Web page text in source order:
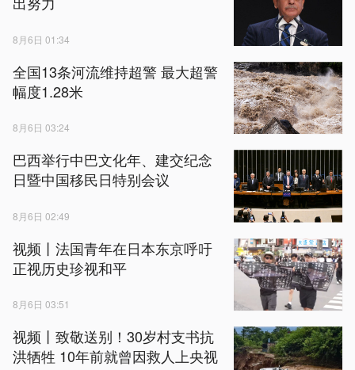
8月6日 01:34
全国13条河流维持超警 最大超警
幅度1.28米
8月6日 03:24
巴西举行中巴文化年、建交纪念
日暨中国移民日特别会议
8月6日 02:49
视频丨法国青年在日本东京呼吁
正视历史珍视和平
8月6日 03:51
视频丨致敬送别！30岁村支书抗
洪牺牲 10年前就曾因救人上央视